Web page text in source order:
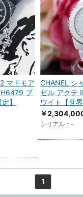
マドモア
ブ
】
CHANEL シ
ゼル アクテ
ワイト【世
￥
シリアル：-
1